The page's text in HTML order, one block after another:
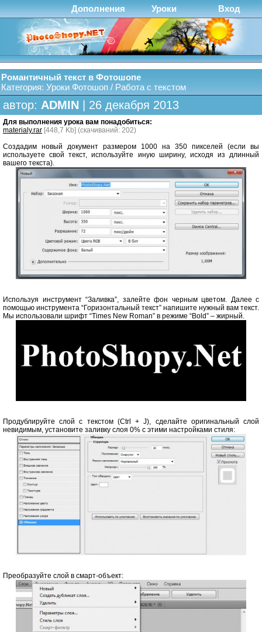
Дополнения Уроки Вход
Романтичный текст в Фотошопе
Категория: Уроки Фотошоп / Работа с текстом
автор: ADMIN | 26 декабря 2013
Для выполнения урока вам понадобиться:
materialy.rar [448,7 Kb] (cкачиваний: 202)
Создадим новый документ размером 1000 на 350 пикселей (если вы
используете свой текст, используйте иную ширину, исходя из длинный
вашего текста).
Используя инструмент “Заливка”, залейте фон черным цветом. Далее с
помощью инструмента “Горизонтальный текст” напишите нужный вам текст.
Мы использовали шрифт “Times New Roman” в режиме “Bold” – жирный.
Продублируйте слой с текстом (Ctrl + J), сделайте оригинальный слой
невидимым, установите заливку слоя 0% с этими настройками стиля:
Преобразуйте слой в cмарт-объект: